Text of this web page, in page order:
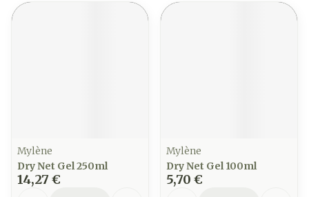
Mylène
Dry Net Gel 250ml
14,27 €
Mylène
Dry Net Gel 100ml
5,70 €